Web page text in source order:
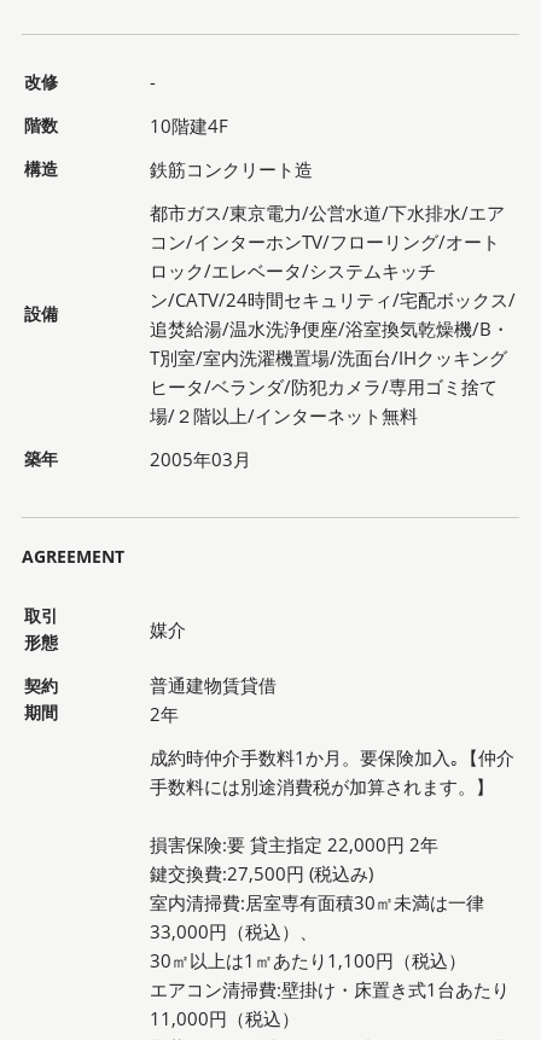
改修 -
階数 10階建4F
構造 鉄筋コンクリート造
設備
都市ガス/東京電力/公営水道/下水排水/エア
コン/インターホンTV/フローリング/オート
ロック/エレベータ/システムキッチ
ン/CATV/24時間セキュリティ/宅配ボックス/
追焚給湯/温水洗浄便座/浴室換気乾燥機/B・
T別室/室内洗濯機置場/洗面台/IHクッキング
ヒータ/ベランダ/防犯カメラ/専用ゴミ捨て
場/２階以上/インターネット無料
築年 2005年03月
AGREEMENT
取引
形態
媒介
契約
期間
普通建物賃貸借
2年
成約時仲介手数料1か月。要保険加入｡【仲介
手数料には別途消費税が加算されます。】
損害保険:要 貸主指定 22,000円 2年
鍵交換費:27,500円 (税込み)
室内清掃費:居室専有面積30㎡未満は一律
33,000円（税込）、
30㎡以上は1㎡あたり1,100円（税込）
エアコン清掃費:壁掛け・床置き式1台あたり
11,000円（税込）